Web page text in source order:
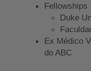
Fellowships :
Duke
Ex Médico
do ABC